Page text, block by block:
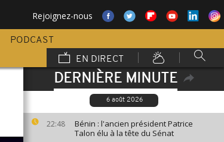
Rejoignez-nous
PODCAST
EN DIRECT
DERNIÈRE MINUTE
6 août 2026
22:48
Bénin : l'ancien président Patrice
Talon élu à la tête du Sénat